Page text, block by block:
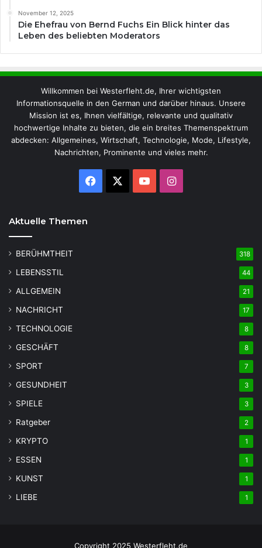
November 12, 2025
Die Ehefrau von Bernd Fuchs Ein Blick hinter das
Leben des beliebten Moderators
Willkommen bei Westerfleht.de, Ihrer wichtigsten
Informationsquelle in den German und darüber hinaus. Unsere
Mission ist es, Ihnen vielfältige, relevante und qualitativ
hochwertige Inhalte zu bieten, die ein breites Themenspektrum
abdecken: Allgemeines, Wirtschaft, Technologie, Mode, Lifestyle,
Nachrichten, Prominente und vieles mehr.
Facebook YouTubeInstagram
Aktuelle Themen
BERÜHMTHEIT 318
LEBENSSTIL 44
ALLGEMEIN 21
NACHRICHT 17
TECHNOLOGIE 8
GESCHÄFT 8
SPORT 7
GESUNDHEIT 3
SPIELE 3
Ratgeber 2
KRYPTO 1
ESSEN 1
KUNST 1
LIEBE 1
Copyright 2025 Westerfleht.de